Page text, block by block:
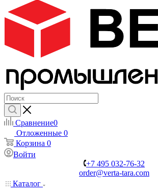
Сравнение0
Отложенные 0
Корзина 0
Войти
+7 495 032-76-32
order@verta-tara.com
Каталог